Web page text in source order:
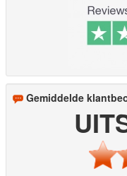
Gemiddelde